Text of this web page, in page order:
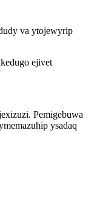
va ytojewyrip
ejivet
Pemigebuwa
ysadaq